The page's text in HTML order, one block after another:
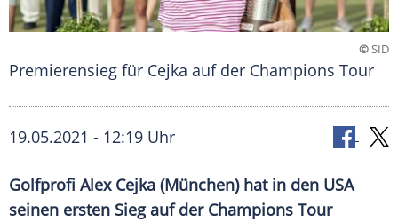
©SID
Premierensieg für Cejka auf der Champions Tour
19.05.2021 - 12:19 Uhr
Golfprofi Alex Cejka (München) hat in den USA
seinen ersten Sieg auf der Champions Tour